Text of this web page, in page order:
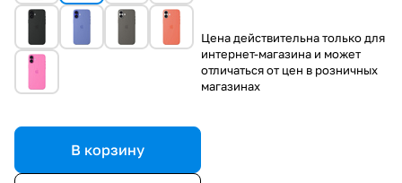
В корзину
Цена действительна только для
интернет-магазина и может
отличаться от цен в розничных
магазинах